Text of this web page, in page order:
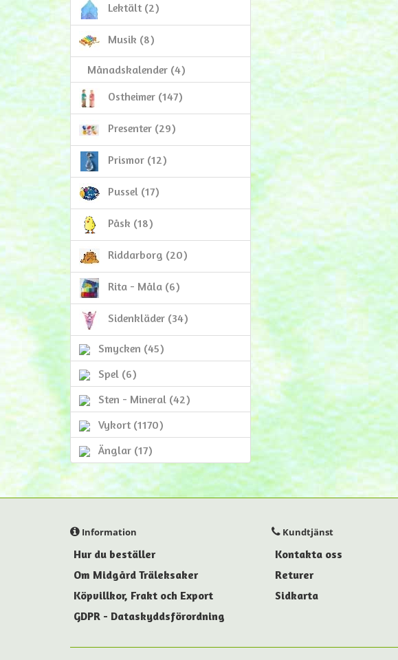
Lektält (2)
Musik (8)
Månadskalender (4)
Ostheimer (147)
Presenter (29)
Prismor (12)
Pussel (17)
Påsk (18)
Riddarborg (20)
Rita - Måla (6)
Sidenkläder (34)
Smycken (45)
Spel (6)
Sten - Mineral (42)
Vykort (1170)
Änglar (17)
Information
Hur du beställer
Om Midgård Träleksaker
Köpvillkor, Frakt och Export
GDPR - Dataskyddsförordning
Kundtjänst
Kontakta oss
Returer
Sidkarta